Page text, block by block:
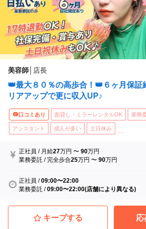
美容師 店長
👑最大８０％の高歩合！👑６ヶ月保証
リアアップで更に収入UP♪
口コミあり 面貸し・ミラーレンタルOK 業務
アシスタント 成人が多い 土日休み
正社員 / 月給27万円 〜90万円
業務委託 /完全歩合25万円 〜90万円
正社員 /09:00〜22:00
業務委託 /09:00〜22:00(店舗により異なる)
キープする 応